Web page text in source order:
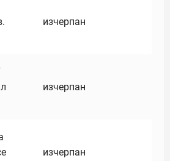
изчерпан
изчерпан
изчерпан